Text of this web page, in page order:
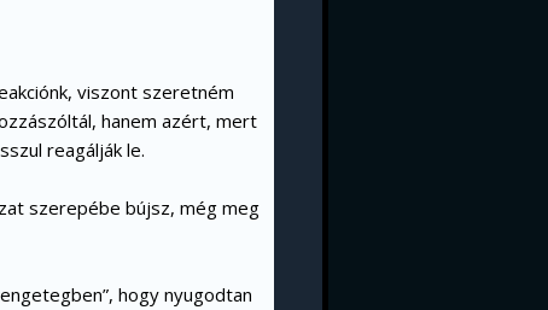
viszont szeretném
hanem azért, mert
reagálják le.
szerepébe bújsz, még meg
hogy nyugodtan